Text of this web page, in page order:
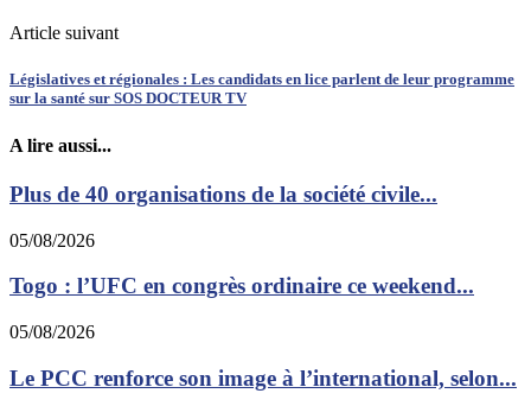
Article suivant
Législatives et régionales : Les candidats en lice parlent de leur programme
sur la santé sur SOS DOCTEUR TV
A lire aussi...
Plus de 40 organisations de la société civile...
05/08/2026
Togo : l’UFC en congrès ordinaire ce weekend...
05/08/2026
Le PCC renforce son image à l’international, selon...